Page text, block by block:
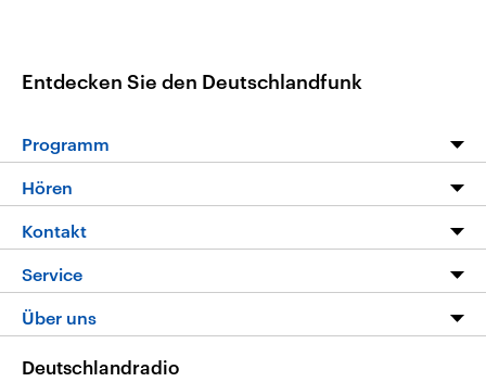
Entdecken Sie den Deutschlandfunk
Programm
Programm
Die Nachrichten
Nachrichtenleicht
Neue Beiträge auf dlf.de
Hören
Livestream
Podcasts
Deutschlandfunk App
Nachrichten App
Kontakt
Hörerservice
Service
FAQ
Über uns
Deutschlandradio